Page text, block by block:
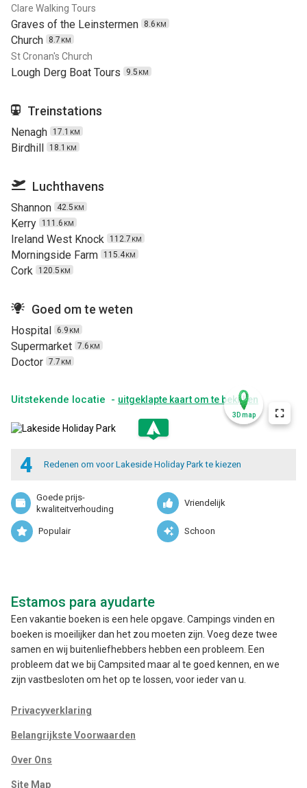
Clare Walking Tours
Graves of the Leinstermen 8.6 KM
Church 8.7 KM
St Cronan's Church
Lough Derg Boat Tours 9.5 KM
Treinstations
Nenagh 17.1 KM
Birdhill 18.1 KM
Luchthavens
Shannon 42.5 KM
Kerry 111.6 KM
Ireland West Knock 112.7 KM
Morningside Farm 115.4KM
Cork 120.5 KM
Goed om te weten
Hospital 6.9 KM
Supermarket 7.6 KM
Doctor 7.7 KM
Uitstekende locatie - uitgeklapte kaart om te bekijken
.
3D map
4 Redenen om voor Lakeside Holiday Park te kiezen
Goede prijs-
kwaliteitverhouding
Vriendelijk
Populair Schoon
Estamos para ayudarte
Een vakantie boeken is een hele opgave. Campings vinden en
boeken is moeilijker dan het zou moeten zijn. Voeg deze twee
samen en wij buitenliefhebbers hebben een probleem. Een
probleem dat we bij Campsited maar al te goed kennen, en we
zijn vastbesloten om het op te lossen, voor ieder van u.
Privacyverklaring
Belangrijkste Voorwaarden
Over Ons
Site Map